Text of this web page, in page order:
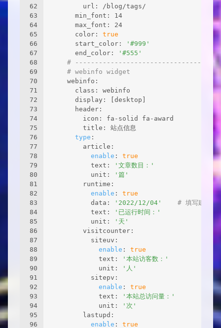
62
63
64
65
66
67
68
69
70
71
72
73
74
75
76
77
78
79
80
81
82
83
84
85
86
87
88
89
90
91
92
93
94
95
96
        url: /blog/tags/
      min_font: 14
      max_font: 24
      color:
true
      start_color:
'#999'
      end_color:
'#555'
#
# webinfo widget
    webinfo:
      class: webinfo
      display: [desktop]
      header:
        icon: fa-solid fa-award
        title: 站点信息
type :
        article:
enable : true
          text:
'文章数目：'
          unit:
'篇'
        runtime:
enable : true
          data:
'2022/12/04'
# 填写建站日
          text:
'已运行时间：'
          unit:
'天'
        visitcounter:
          siteuv:
enable : true
            text:
'本站访客数：'
            unit:
'人'
          sitepv:
enable : true
            text:
'本站总访问量：'
            unit:
'次'
        lastupd:
enable : true